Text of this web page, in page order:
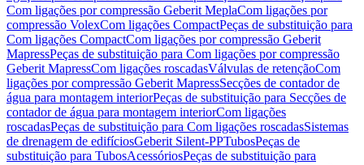
Com ligações por compressão Geberit MeplaCom ligações por
compressão VolexCom ligações CompactPeças de substituição para
Com ligações CompactCom ligações por compressão Geberit
MapressPeças de substituição para Com ligações por compressão
Geberit MapressCom ligações roscadasVálvulas de retençãoCom
ligações por compressão Geberit MapressSecções de contador de
água para montagem interiorPeças de substituição para Secções de
contador de água para montagem interiorCom ligações
roscadasPeças de substituição para Com ligações roscadasSistemas
de drenagem de edifíciosGeberit Silent-PPTubosPeças de
substituição para TubosAcessóriosPeças de substituição para